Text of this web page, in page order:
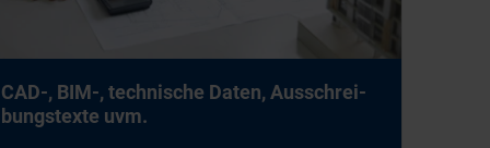
CAD-, BIM-, tech­ni­sche Da­ten, Aus­schrei­
bungs­tex­te uvm.